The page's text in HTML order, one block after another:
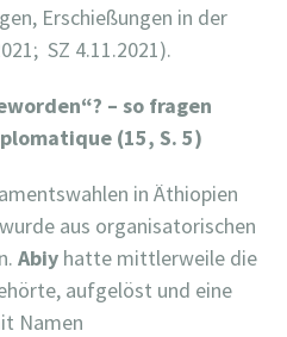
Erschießungen in der
SZ 4.11.2021).
– so fragen
(15, S. 5)
in Äthiopien
wurde aus organisatorischen
Abiy hatte mittlerweile die
aufgelöst und eine
Namen